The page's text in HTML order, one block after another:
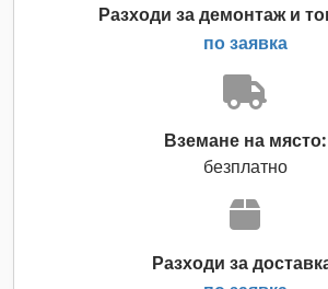
Разходи за демонтаж и
по заявка
Вземане на място:
безплатно
Разходи за